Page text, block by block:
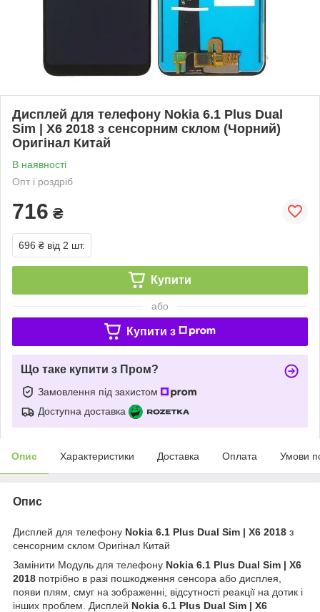
Дисплей для телефону Nokia 6.1 Plus Dual
Sim | X6 2018 з сенсорним склом (Чорний)
Оригінал Китай
В наявності
Опт і роздріб
716 ₴
696 ₴ від 2 шт.
Купити
або
Купити з
Що таке купити з Пром?
Замовлення під захистом
Доступна доставка
Опис Характеристики Доставка Оплата Умови
Опис
Дисплей для телефону Nokia 6.1 Plus Dual Sim | X6 2018 з
сенсорним склом Оригінал Китай
Замінити Модуль для телефону Nokia 6.1 Plus Dual Sim | X6
2018 потрібно в разі пошкодження сенсора або дисплея,
появи плям, смуг на зображенні, відсутності реакції на дотик і
інших проблем. Дисплей Nokia 6.1 Plus Dual Sim | X6